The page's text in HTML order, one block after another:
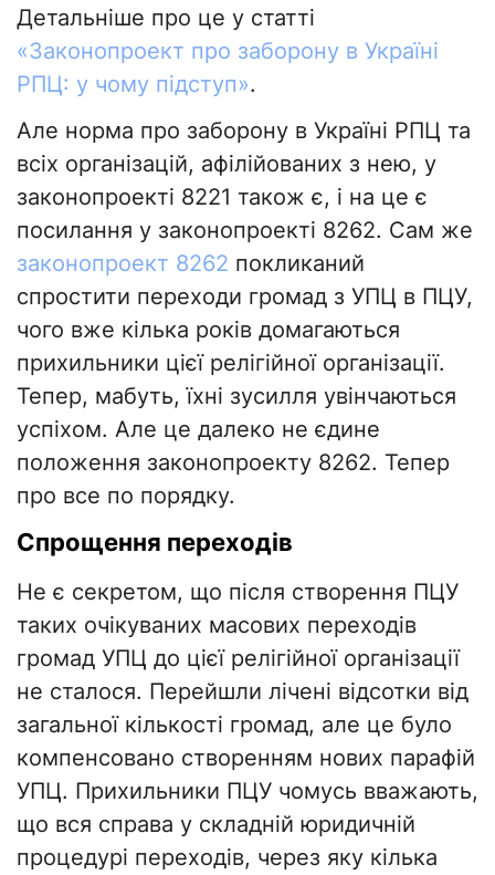
Детальніше про це у статті
«Законопроект про заборону в Україні
РПЦ: у чому підступ».
Але норма про заборону в Україні РПЦ та
всіх організацій, афілійованих з нею, у
законопроекті 8221 також є, і на це є
посилання у законопроекті 8262. Сам же
законопроект 8262 покликаний
спростити переходи громад з УПЦ в ПЦУ,
чого вже кілька років домагаються
прихильники цієї релігійної організації.
Тепер, мабуть, їхні зусилля увінчаються
успіхом. Але це далеко не єдине
положення законопроекту 8262. Тепер
про все по порядку.
Спрощення переходів
Не є секретом, що після створення ПЦУ
таких очікуваних масових переходів
громад УПЦ до цієї релігійної організації
не сталося. Перейшли лічені відсотки від
загальної кількості громад, але це було
компенсовано створенням нових парафій
УПЦ. Прихильники ПЦУ чомусь вважають,
що вся справа у складній юридичній
процедурі переходів, через яку кілька